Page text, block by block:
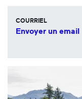
COURRIEL
Envoyer un email